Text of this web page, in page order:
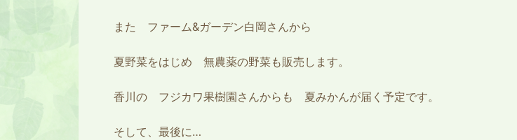
また ファーム&ガーデン白岡さんから
夏野菜をはじめ 無農薬の野菜も販売します。
香川の フジカワ果樹園さんからも 夏みかんが届く予定です。
そして、最後に…